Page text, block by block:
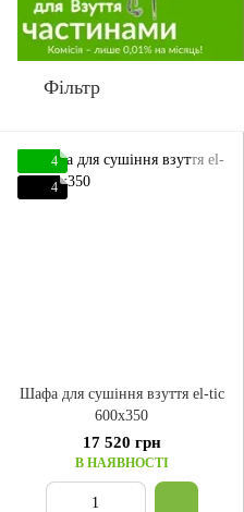
Фільтр
4
4
Шафа для сушіння взуття el-tic
600x350
17 520 грн
В НАЯВНОСТІ